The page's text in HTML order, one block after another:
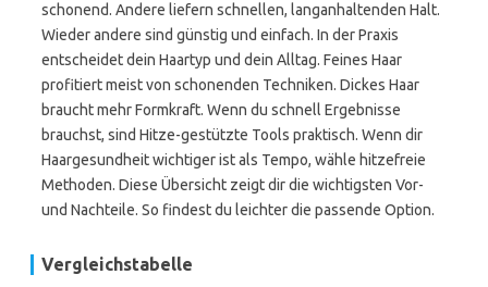
schonend. Andere liefern schnellen, langanhaltenden Halt.
Wieder andere sind günstig und einfach. In der Praxis
entscheidet dein Haartyp und dein Alltag. Feines Haar
profitiert meist von schonenden Techniken. Dickes Haar
braucht mehr Formkraft. Wenn du schnell Ergebnisse
brauchst, sind Hitze-gestützte Tools praktisch. Wenn dir
Haargesundheit wichtiger ist als Tempo, wähle hitzefreie
Methoden. Diese Übersicht zeigt dir die wichtigsten Vor-
und Nachteile. So findest du leichter die passende Option.
Vergleichstabelle